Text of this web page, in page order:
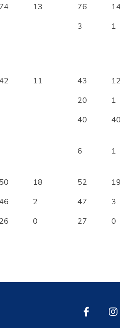
74 13 76 14
3 1
11 43 12
20 1
40 40
6 1
50 18 52 19
2 47 3
26 0 27 0